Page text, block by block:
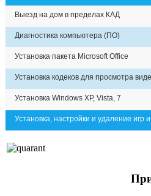
Выезд на дом в пределах КАД
Диагностика компьютера (ПО)
Установка пакета Microsoft Office
Установка кодеков для просмотра
Установка Windows XP, Vista, 7
Установка, настройки и удаление игр